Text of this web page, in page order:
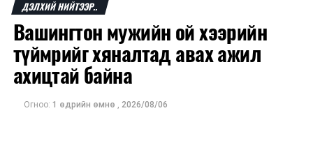
“Уралдронзавод” компани 2023 онд Екатеринбург
хотод байгуулагдсан бөгөөд нисгэгчгүй нисэх
төхөөрөмж үйлдвэрлэдэг аж. Тус компанийн 2025
оны орлого 6.2 тэрбум рубль, цэвэр ашиг нь 1.9
тэрбум рубльд хүрсэн гэж РБК мэдээлсэн байна.
Одоогоор дэлбэрэлтийн шалтгаан, хэрэгт холбоотой
ДЭЛХИЙ НИЙТЭЭР..
Вашингтон мужийн ой хээрийн
түймрийг хяналтад авах ажил
ахицтай байна
Огноо: 1 өдрийн өмнө , 2026/08/06